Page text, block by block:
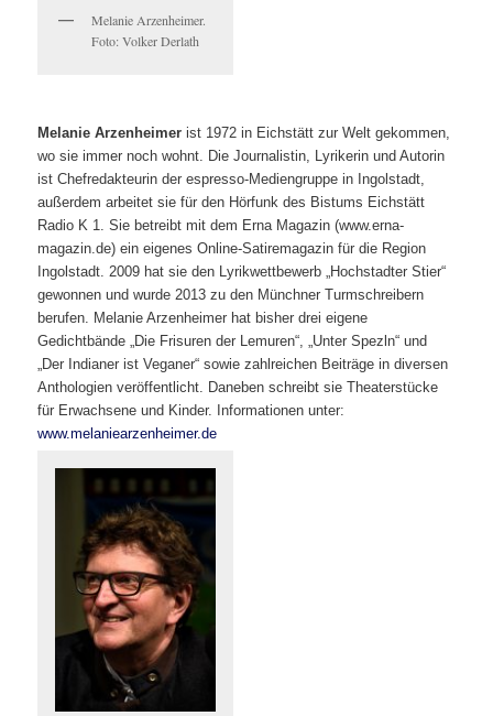
Melanie Arzenheimer.
Foto: Volker Derlath
Melanie Arzenheimer ist 1972 in Eichstätt zur Welt gekommen,
wo sie immer noch wohnt. Die Journalistin, Lyrikerin und Autorin
ist Chefredakteurin der espresso-Mediengruppe in Ingolstadt,
außerdem arbeitet sie für den Hörfunk des Bistums Eichstätt
Radio K 1. Sie betreibt mit dem Erna Magazin (www.erna-
magazin.de) ein eigenes Online-Satiremagazin für die Region
Ingolstadt. 2009 hat sie den Lyrikwettbewerb „Hochstadter Stier“
gewonnen und wurde 2013 zu den Münchner Turmschreibern
berufen. Melanie Arzenheimer hat bisher drei eigene
Gedichtbände „Die Frisuren der Lemuren“, „Unter Spezln“ und
„Der Indianer ist Veganer“ sowie zahlreichen Beiträge in diversen
Anthologien veröffentlicht. Daneben schreibt sie Theaterstücke
für Erwachsene und Kinder. Informationen unter:
www.melaniearzenheimer.de